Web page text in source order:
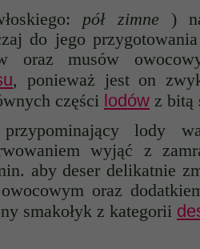
pół zimne )
do jego
oraz musów
, ponieważ jest on
części lodów z bitą
przypominający lody
wyjąć z
aby deser delikatnie
oraz
smakołyk z kategorii